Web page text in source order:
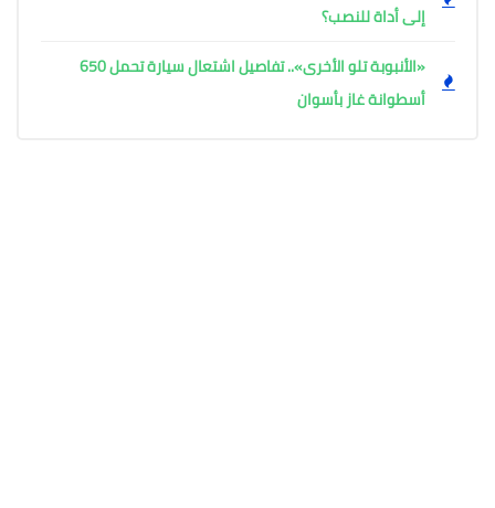
إلى أداة للنصب؟
«الأنبوبة تلو الأخرى».. تفاصيل اشتعال سيارة تحمل 650
أسطوانة غاز بأسوان